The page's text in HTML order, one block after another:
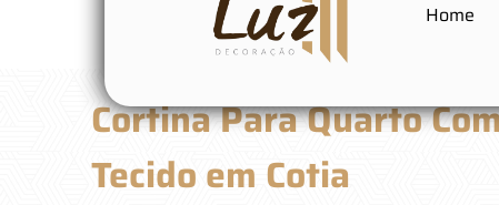
Home
Cortina Para Quarto
Tecido em Cotia